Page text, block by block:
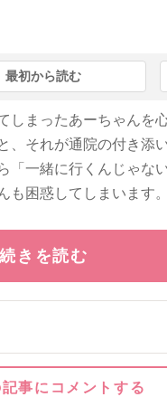
最初から読む
しまったあーちゃんを
それが通院の付き添
「一緒に行くんじゃ
も困惑してしまいます。
続きを読む
記事にコメントする